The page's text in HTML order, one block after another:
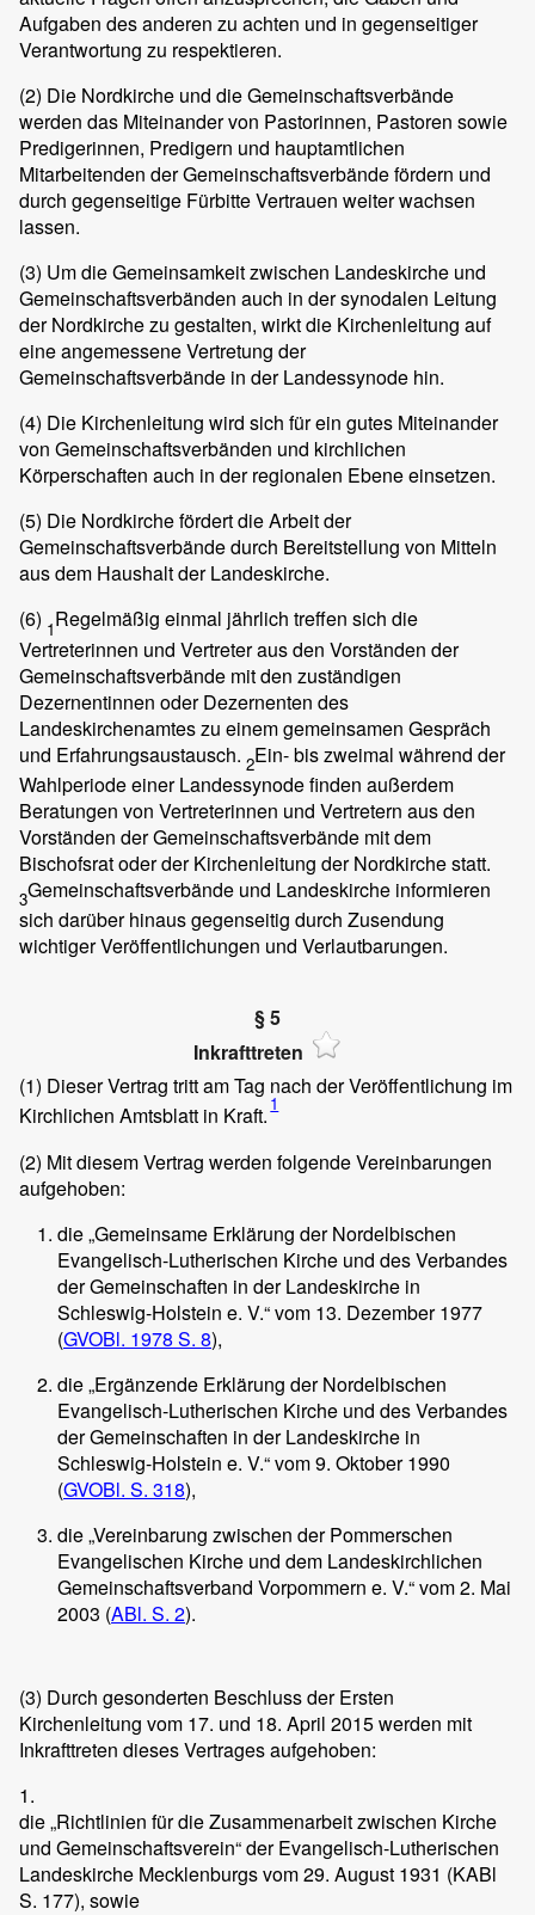
Aufgaben des anderen zu achten und in gegenseitiger
Verantwortung zu respektieren.
(2) Die Nordkirche und die Gemeinschaftsverbände
werden das Miteinander von Pastorinnen, Pastoren sowie
Predigerinnen, Predigern und hauptamtlichen
Mitarbeitenden der Gemeinschaftsverbände fördern und
durch gegenseitige Fürbitte Vertrauen weiter wachsen
lassen.
(3) Um die Gemeinsamkeit zwischen Landeskirche und
Gemeinschaftsverbänden auch in der synodalen Leitung
der Nordkirche zu gestalten, wirkt die Kirchenleitung auf
eine angemessene Vertretung der
Gemeinschaftsverbände in der Landessynode hin.
(4) Die Kirchenleitung wird sich für ein gutes Miteinander
von Gemeinschaftsverbänden und kirchlichen
Körperschaften auch in der regionalen Ebene einsetzen.
(5) Die Nordkirche fördert die Arbeit der
Gemeinschaftsverbände durch Bereitstellung von Mitteln
aus dem Haushalt der Landeskirche.
(6) 1Regelmäßig einmal jährlich treffen sich die
Vertreterinnen und Vertreter aus den Vorständen der
Gemeinschaftsverbände mit den zuständigen
Dezernentinnen oder Dezernenten des
Landeskirchenamtes zu einem gemeinsamen Gespräch
und Erfahrungsaustausch. 2Ein- bis zweimal während der
Wahlperiode einer Landessynode finden außerdem
Beratungen von Vertreterinnen und Vertretern aus den
Vorständen der Gemeinschaftsverbände mit dem
Bischofsrat oder der Kirchenleitung der Nordkirche statt.
3Gemeinschaftsverbände und Landeskirche informieren
sich darüber hinaus gegenseitig durch Zusendung
wichtiger Veröffentlichungen und Verlautbarungen.
§ 5
Inkrafttreten
(1) Dieser Vertrag tritt am Tag nach der Veröffentlichung im
Kirchlichen Amtsblatt in Kraft. 1
(2) Mit diesem Vertrag werden folgende Vereinbarungen
aufgehoben:
die „Gemeinsame Erklärung der Nordelbischen
Evangelisch-Lutherischen Kirche und des Verbandes
der Gemeinschaften in der Landeskirche in
Schleswig-Holstein e. V.“ vom 13. Dezember 1977
(GVOBl. 1978 S. 8),
die „Ergänzende Erklärung der Nordelbischen
Evangelisch-Lutherischen Kirche und des Verbandes
der Gemeinschaften in der Landeskirche in
Schleswig-Holstein e. V.“ vom 9. Oktober 1990
(GVOBl. S. 318),
die „Vereinbarung zwischen der Pommerschen
Evangelischen Kirche und dem Landeskirchlichen
Gemeinschaftsverband Vorpommern e. V.“ vom 2. Mai
2003 (ABl. S. 2).
(3) Durch gesonderten Beschluss der Ersten
Kirchenleitung vom 17. und 18. April 2015 werden mit
Inkrafttreten dieses Vertrages aufgehoben:
1.
die „Richtlinien für die Zusammenarbeit zwischen Kirche
und Gemeinschaftsverein“ der Evangelisch-Lutherischen
Landeskirche Mecklenburgs vom 29. August 1931 (KABl
S. 177), sowie